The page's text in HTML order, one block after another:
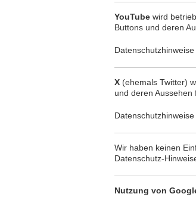
YouTube wird
Buttons und deren
X (ehemals Twitter)
und deren Aussehen
Datenschutzhinweise
Wir haben keinen
Datenschutz-
Nutzung von